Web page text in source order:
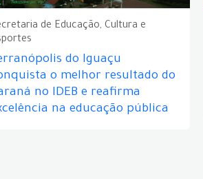
de Educação, Cultura e
do Iguaçu
o melhor resultado do
no IDEB e reafirma
na educação pública